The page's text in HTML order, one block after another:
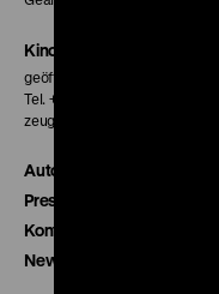
Kinokasse
geöffnet 30 Minuten vor
Tel. + 49 30 20304-770
zeughauskino@dhm.de
Autor*innen
Presse
Kontakt
Newsletter